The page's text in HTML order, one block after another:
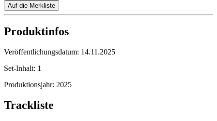
Auf die Merkliste
Produktinfos
Veröffentlichungsdatum: 14.11.2025
Set-Inhalt: 1
Produktionsjahr: 2025
Trackliste